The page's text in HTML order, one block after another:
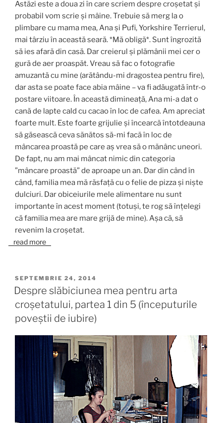
Astăzi este a doua zi în care scriem despre croșetat și
probabil vom scrie și mâine. Trebuie să merg la o
plimbare cu mama mea, Ana și Pufi, Yorkshire Terrierul,
mai târziu în această seară. *Mă obligă*. Sunt îngrozită
să ies afară din casă. Dar creierul și plămânii mei cer o
gură de aer proaspăt. Vreau să fac o fotografie
amuzantă cu mine (arătându-mi dragostea pentru fire),
dar asta se poate face abia mâine – va fi adăugată într-o
postare viitoare. În această dimineață, Ana mi-a dat o
cană de lapte cald cu cacao în loc de cafea. Am apreciat
foarte mult. Este foarte grijulie și încearcă întotdeauna
să găsească ceva sănătos să-mi facă în loc de
mâncarea proastă pe care aș vrea să o mănânc uneori.
De fapt, nu am mai mâncat nimic din categoria
”mâncare proastă” de aproape un an. Dar din când în
când, familia mea mă răsfață cu o felie de pizza și niște
dulciuri. Dar obiceiurile mele alimentare nu sunt
importante în acest moment (totuși, te rog să înțelegi
că familia mea are mare grijă de mine). Așa că, să
revenim la croșetat.
read more
PUBLICAT
PE
SEPTEMBRIE 24, 2014
Despre slăbiciunea mea pentru arta
croșetatului, partea 1 din 5 (începuturile
poveștii de iubire)